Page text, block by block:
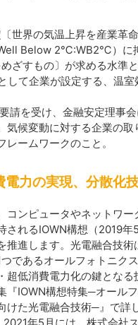
世界の気温上昇を産業革
Below 2℃:WB2℃）に
ざすもの〕が求める水準
して企業が設定する、温室
請を受け、金融安定理事会
気候変動に対する企業の取
ームワークのこと。
電力の実現、分散化
コンピュータやネットワー
されるIOWN構想（2019年
推進します。光電融合技術
であるオールフォトニク
超低消費電力化の鍵となる
IOWN構想特集─オールフ
けた光電融合技術─』で詳